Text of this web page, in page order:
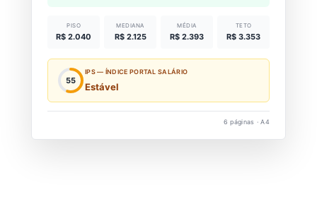
PISO
R$ 2.040
MEDIANA
R$ 2.125
MÉDIA
R$ 2.393
TETO
R$ 3.353
55
IPS — ÍNDICE PORTAL SALÁRIO
Estável
6 páginas · A4